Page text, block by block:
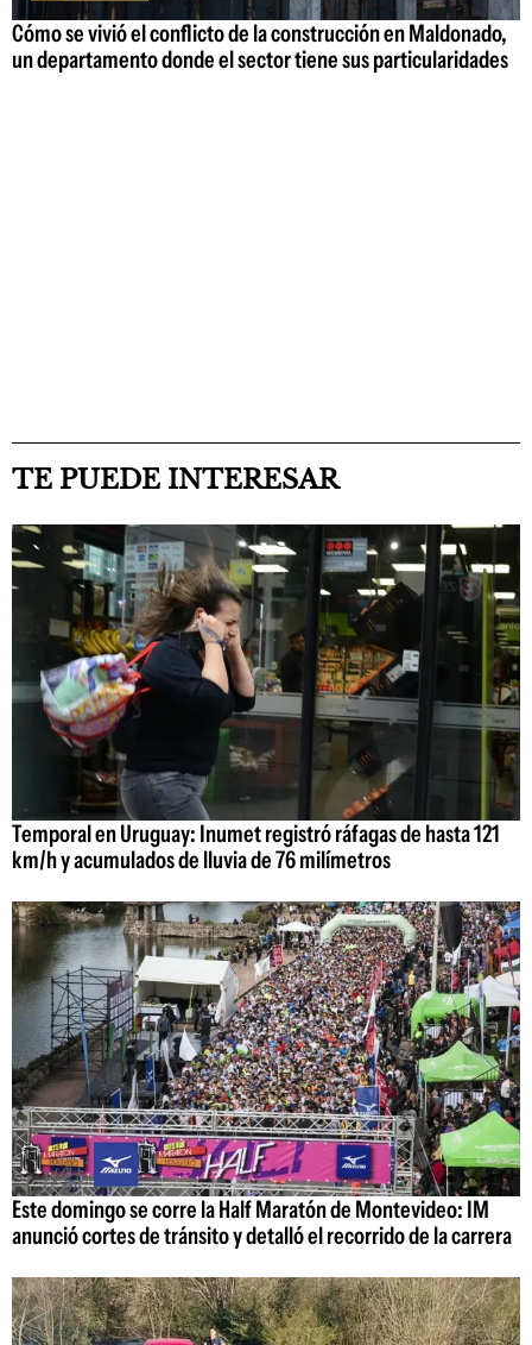
Cómo se vivió el conflicto de la construcción en Maldonado,
un departamento donde el sector tiene sus particularidades
TE PUEDE INTERESAR
Temporal en Uruguay: Inumet registró ráfagas de hasta 121
km/h y acumulados de lluvia de 76 milímetros
Este domingo se corre la Half Maratón de Montevideo: IM
anunció cortes de tránsito y detalló el recorrido de la carrera